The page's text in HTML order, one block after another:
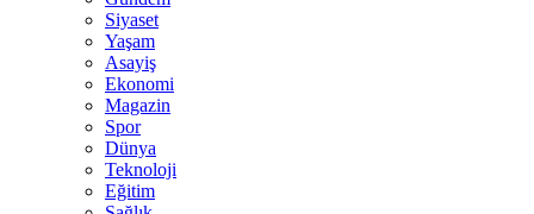
Siyaset
Yaşam
Asayiş
Ekonomi
Magazin
Spor
Dünya
Teknoloji
Eğitim